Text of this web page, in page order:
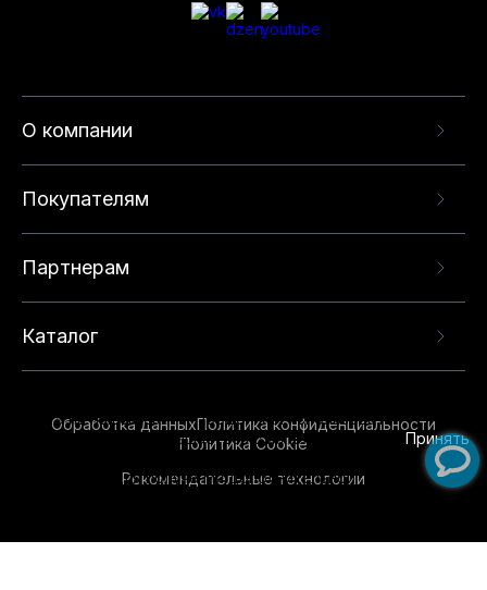
О компании
Покупателям
Партнерам
Каталог
Обработка данныхПолитика конфиденциальности
Политика Cookie
Рекомендательные технологии
опыта на нашем сайте. Продолжая использовать
данный сайт, вы соглашаетесь с использованием
технологий. Для получения дополнительной
Принять